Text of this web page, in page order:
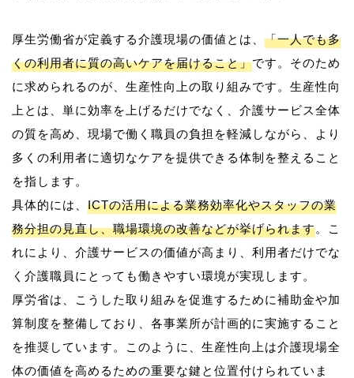
厚生労働省が定義する介護現場の価値とは、 「一人でも多
くの利用者に質の高いケアを届けること」です。そのため
に求められるのが、生産性向上の取り組みです。生産性向
上とは、単に効率を上げるだけでなく、介護サービス全体
の質を高め、現場で働く職員の負担を軽減しながら、より
多くの利用者に適切なケアを提供できる体制を整えること
を指します。
具体的には、 ICTの活用による業務効率化やスタッフの業
務分担の見直し、職場環境の改善などが挙げられます。こ
れにより、介護サービスの価値が高まり、利用者だけでな
く介護職員にとっても働きやすい環境が実現します。
厚労省は、こうした取り組みを促進するために補助金や加
算制度を整備しており、各事業所が計画的に実施すること
を推奨しています。このように、生産性向上は介護現場全
体の価値を高めるための重要な鍵と位置付けられていま